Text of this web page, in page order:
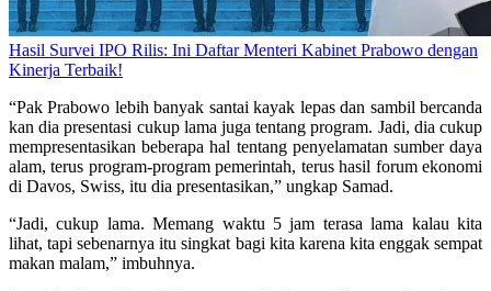
Hasil Survei IPO Rilis: Ini Daftar Menteri Kabinet Prabowo dengan
Kinerja Terbaik!
“Pak Prabowo lebih banyak santai kayak lepas dan sambil bercanda
kan dia presentasi cukup lama juga tentang program. Jadi, dia cukup
mempresentasikan beberapa hal tentang penyelamatan sumber daya
alam, terus program-program pemerintah, terus hasil forum ekonomi
di Davos, Swiss, itu dia presentasikan,” ungkap Samad.
“Jadi, cukup lama. Memang waktu 5 jam terasa lama kalau kita
lihat, tapi sebenarnya itu singkat bagi kita karena kita enggak sempat
makan malam,” imbuhnya.